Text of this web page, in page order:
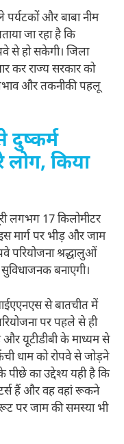
और बाबा नीम
जा रहा है कि
से हो सकेगी। जिला
कर राज्य सरकार को
और तकनीकी पहलू
दुष्कर्म
लोग, किया
लगभग 17 किलोमीटर
मार्ग पर भीड़ और जाम
परियोजना श्रद्धालुओं
बनाएगी।
से बातचीत में
पर पहले से ही
और यूटीडीबी के माध्यम से
धाम को रोपवे से जोड़ने
का उद्देश्य यही है कि
हैं और वह वहां रूकने
पर जाम की समस्या भी